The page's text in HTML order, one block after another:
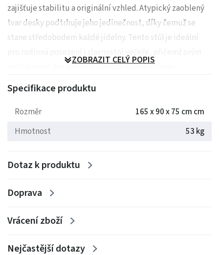
zajišťuje stabilitu a originální vzhled. Atypický zaoblený
tvar desky podtrhuje jeho jedinečnost, díky čemuž se
stane středobodem každé jídelny. Tento stůl je ideální
pro rodinná posezení i slavnostní večeře, přičemž svým
nadčasovým designem pozvedne každý interiér.
Hmotnost: 53 kg
ZOBRAZIT CELÝ POPIS
Specifikace produktu
Rozměr
165 x 90 x 75 cm cm
Hmotnost
53 kg
Dotaz k produktu
Doprava
Vrácení zboží
Nejčastější dotazy